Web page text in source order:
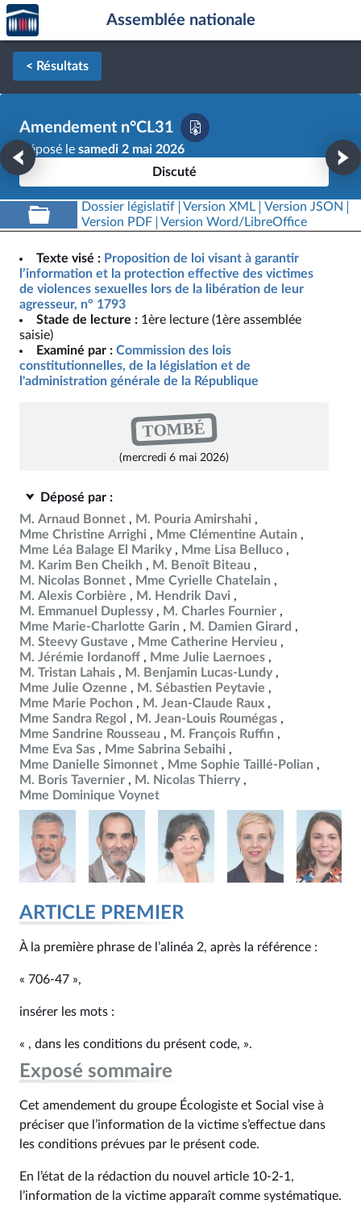
Aller au contenu
Aller en bas de la page
Accèder
à la
page
d'accueil
Assemblée nationale
< Résultats
Amendement n°CL31
Déposé le samedi 2 mai 2026
Discuté
Dossier législatif Version XML
Version JSON
Version PDF
Version Word/LibreOffice
Texte visé : Proposition de loi visant à garantir
l’information et la protection effective des victimes
de violences sexuelles lors de la libération de leur
agresseur, n° 1793
Stade de lecture : 1ère lecture (1ère assemblée
saisie)
Examiné par : Commission des lois
constitutionnelles, de la législation et de
l'administration générale de la République
TOMBÉ
(mercredi 6 mai 2026)
Déposé par :
M. Arnaud Bonnet
M. Pouria Amirshahi
Mme Christine Arrighi
Mme Clémentine Autain
Mme Léa Balage El Mariky
Mme Lisa Belluco
M. Karim Ben Cheikh
M. Benoît Biteau
M. Nicolas Bonnet
Mme Cyrielle Chatelain
M. Alexis Corbière
M. Hendrik Davi
M. Emmanuel Duplessy
M. Charles Fournier
Mme Marie-Charlotte Garin
M. Damien Girard
M. Steevy Gustave
Mme Catherine Hervieu
M. Jérémie Iordanoff
Mme Julie Laernoes
M. Tristan Lahais
M. Benjamin Lucas-Lundy
Mme Julie Ozenne
M. Sébastien Peytavie
Mme Marie Pochon
M. Jean-Claude Raux
Mme Sandra Regol
M. Jean-Louis Roumégas
Mme Sandrine Rousseau
M. François Ruffin
Mme Eva Sas
Mme Sabrina Sebaihi
Mme Danielle Simonnet
Mme Sophie Taillé-Polian
M. Boris Tavernier
M. Nicolas Thierry
Mme Dominique Voynet
ARTICLE PREMIER
À la première phrase de l’alinéa 2, après la référence :
« 706‑47 »,
insérer les mots :
« , dans les conditions du présent code, ».
Exposé sommaire
Cet amendement du groupe Écologiste et Social vise à
préciser que l’information de la victime s’effectue dans
les conditions prévues par le présent code.
En l’état de la rédaction du nouvel article 10‑2-1,
l’information de la victime apparaît comme systématique.